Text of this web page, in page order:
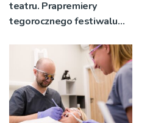
teatru. Prapremiery
tegorocznego festiwalu
niecodziennych
okolicznościach